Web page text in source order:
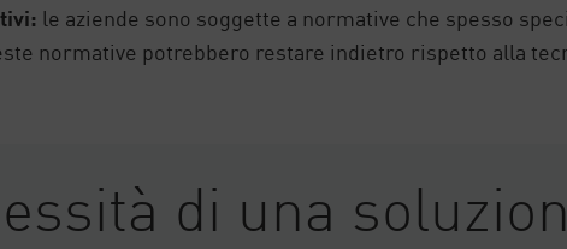
le aziende sono soggette a normative che spesso
normative potrebbero restare indietro rispetto alla
di una